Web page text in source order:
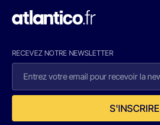
RECEVEZ NOTRE NEWSLETTER
S'INSCRIRE